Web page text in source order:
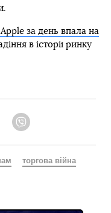
Apple за день впала на
в історії ринку
Telegram
торгова війна